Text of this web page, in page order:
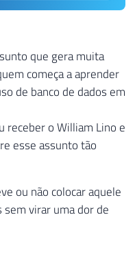
que gera muita
começa a aprender
de banco de dados em
receber o William Lino e
esse assunto tão
ou não colocar aquele
sem virar uma dor de